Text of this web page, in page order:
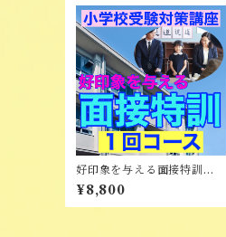
好印象を与える面接特訓
（オンライン）
¥8,800